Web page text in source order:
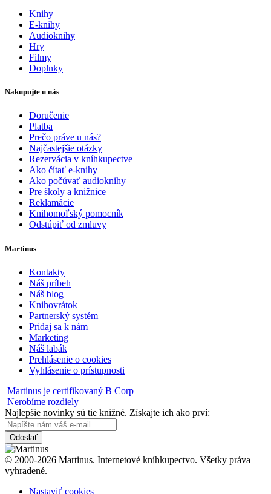
Knihy
E-knihy
Audioknihy
Hry
Filmy
Doplnky
Nakupujte u nás
Doručenie
Platba
Prečo práve u nás?
Najčastejšie otázky
Rezervácia v kníhkupectve
Ako čítať e-knihy
Ako počúvať audioknihy
Pre školy a knižnice
Reklamácie
Knihomoľský pomocník
Odstúpiť od zmluvy
Martinus
Kontakty
Náš príbeh
Náš blog
Knihovrátok
Partnerský systém
Pridaj sa k nám
Marketing
Náš labák
Prehlásenie o cookies
Vyhlásenie o prístupnosti
Martinus je certifikovaný B Corp
Nerobíme rozdiely
Najlepšie novinky sú tie knižné. Získajte ich ako prví:
Odoslať
© 2000-2026 Martinus. Internetové kníhkupectvo. Všetky práva
vyhradené.
Nastaviť cookies